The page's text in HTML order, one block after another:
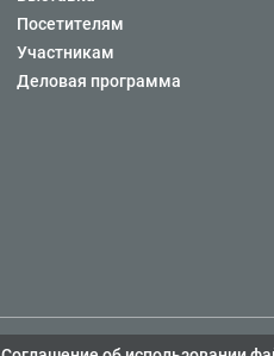
Посетителям
Участникам
Деловая программа